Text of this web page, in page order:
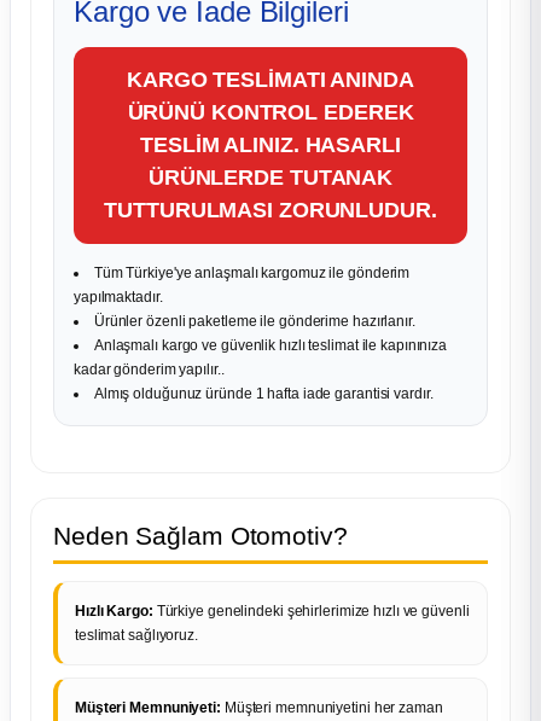
Kargo ve İade Bilgileri
KARGO TESLİMATI ANINDA
ÜRÜNÜ KONTROL EDEREK
TESLİM ALINIZ. HASARLI
ÜRÜNLERDE TUTANAK
TUTTURULMASI ZORUNLUDUR.
Tüm Türkiye'ye anlaşmalı kargomuz ile gönderim
yapılmaktadır.
Ürünler özenli paketleme ile gönderime hazırlanır.
Anlaşmalı kargo ve güvenlik hızlı teslimat ile kapınınıza
kadar gönderim yapılır..
Almış olduğunuz üründe 1 hafta iade garantisi vardır.
Neden Sağlam Otomotiv?
Hızlı Kargo: Türkiye genelindeki şehirlerimize hızlı ve güvenli
teslimat sağlıyoruz.
Müşteri Memnuniyeti: Müşteri memnuniyetini her zaman